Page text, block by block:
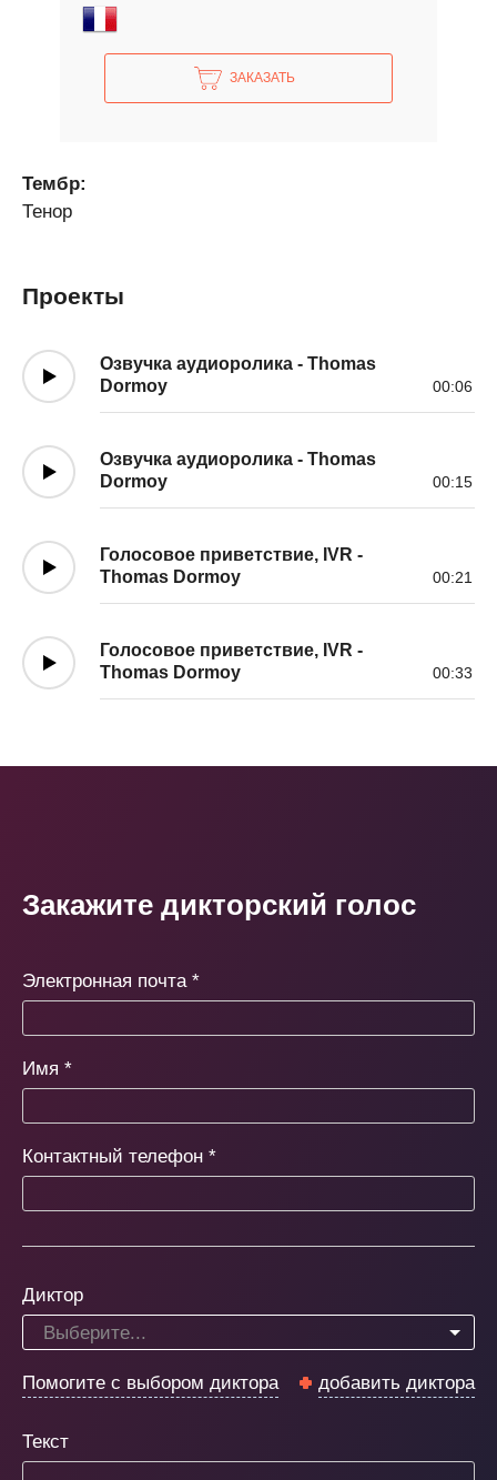
ЗАКАЗАТЬ
Тембр:
Тенор
Проекты
Озвучка аудиоролика - Thomas
Dormoy
00:06
Озвучка аудиоролика - Thomas
Dormoy
00:15
Голосовое приветствие, IVR -
Thomas Dormoy
00:21
Голосовое приветствие, IVR -
Thomas Dormoy
00:33
Закажите дикторский голос
Электронная почта *
Имя *
Контактный телефон *
Диктор
Выберите...
Помогите с выбором диктора добавить диктора
Текст